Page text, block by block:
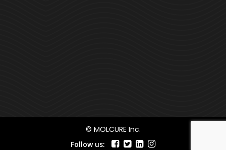
© MOLCURE Inc.
Follow us: